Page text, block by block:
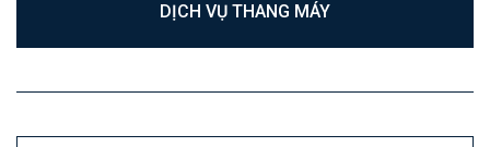
DỊCH VỤ THANG MÁY